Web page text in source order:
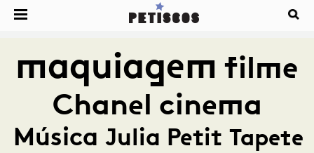
maquiagem filme
Chanel cinema
Música Julia Petit Tapete